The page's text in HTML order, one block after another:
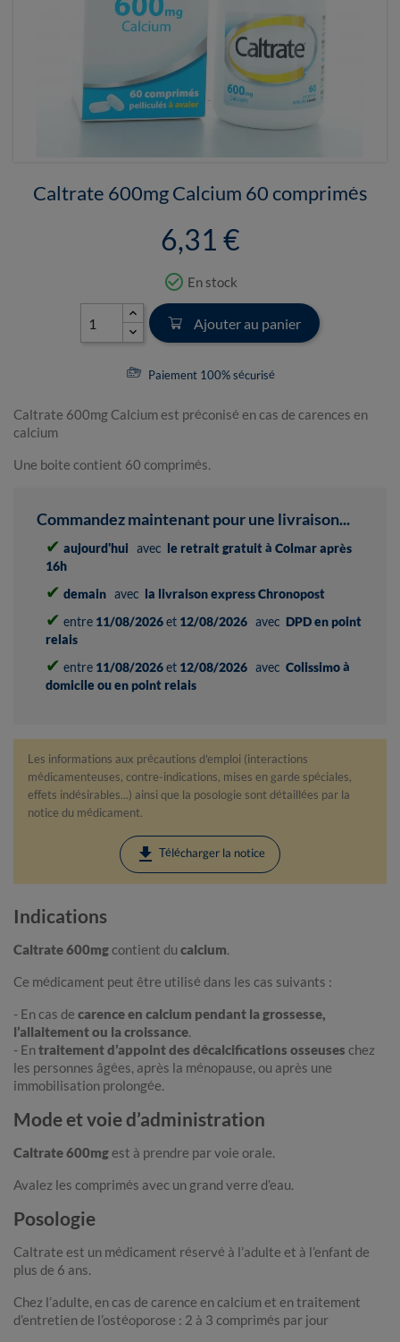
Caltrate 600mg Calcium 60 comprimés
6,31 €
check_circle_outline En stock
Ajouter au panier
Paiement 100% sécurisé
Caltrate 600mg Calcium est préconisé en cas de carences en
calcium
Une boite contient 60 comprimés.
Commandez maintenant pour une livraison...
✔ aujourd'hui avec le retrait gratuit à Colmar après
16h
✔ demain avec la livraison express Chronopost
✔ entre 11/08/2026et 12/08/2026 avec DPD en point
relais
✔ entre 11/08/2026et 12/08/2026 avec Colissimo à
domicile ou en point relais
Les informations aux précautions d'emploi (interactions
médicamenteuses, contre-indications, mises en garde spéciales,
effets indésirables...) ainsi que la posologie sont détaillées par la
notice du médicament.
download Télécharger la notice
Indications
Caltrate 600mgcontient du calcium.
Ce médicament peut être utilisé dans les cas suivants :
- En cas de carence en calcium pendant la grossesse,
l’allaitement ou la croissance.
- Entraitement d’appoint des décalcifications osseuses chez
les personnes âgées, après la ménopause, ou après une
immobilisation prolongée.
Mode et voie d’administration
Caltrate 600mgest à prendre par voie orale.
Avalez les comprimés avec un grand verre d’eau.
Posologie
Caltrate est un médicament réservé à l’adulte et à l’enfant de
plus de 6 ans.
Chez l’adulte, en cas de carence en calcium et en traitement
d’entretien de l’ostéoporose : 2 à 3 comprimés par jour